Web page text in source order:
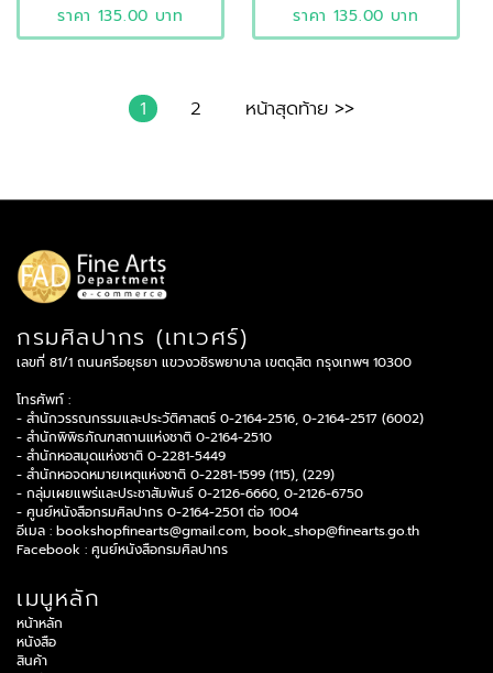
ราคา 135.00 บาท ราคา 135.00 บาท
1 2 หน้าสุดท้าย >>
กรมศิลปากร (เทเวศร์)
เลขที่ 81/1 ถนนศรีอยุธยา แขวงวชิรพยาบาล เขตดุสิต กรุงเทพฯ 10300
โทรศัพท์ :
- สำนักวรรณกรรมและประวัติศาสตร์ 0-2164-2516, 0-2164-2517 (6002)
- สำนักพิพิธภัณฑสถานแห่งชาติ 0-2164-2510
- สำนักหอสมุดแห่งชาติ 0-2281-5449
- สำนักหอจดหมายเหตุแห่งชาติ 0-2281-1599 (115), (229)
- กลุ่มเผยแพร่และประชาสัมพันธ์ 0-2126-6660, 0-2126-6750
- ศูนย์หนังสือกรมศิลปากร 0-2164-2501 ต่อ 1004
อีเมล : bookshopfinearts@gmail.com, book_shop@finearts.go.th
Facebook : ศูนย์หนังสือกรมศิลปากร
เมนูหลัก
หน้าหลัก
หนังสือ
สินค้า